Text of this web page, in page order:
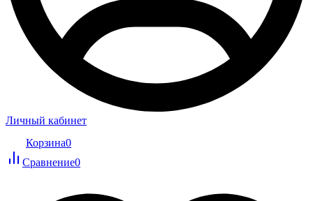
Личный кабинет
Корзина0
Сравнение0